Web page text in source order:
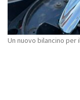
Un nuovo bilancino per